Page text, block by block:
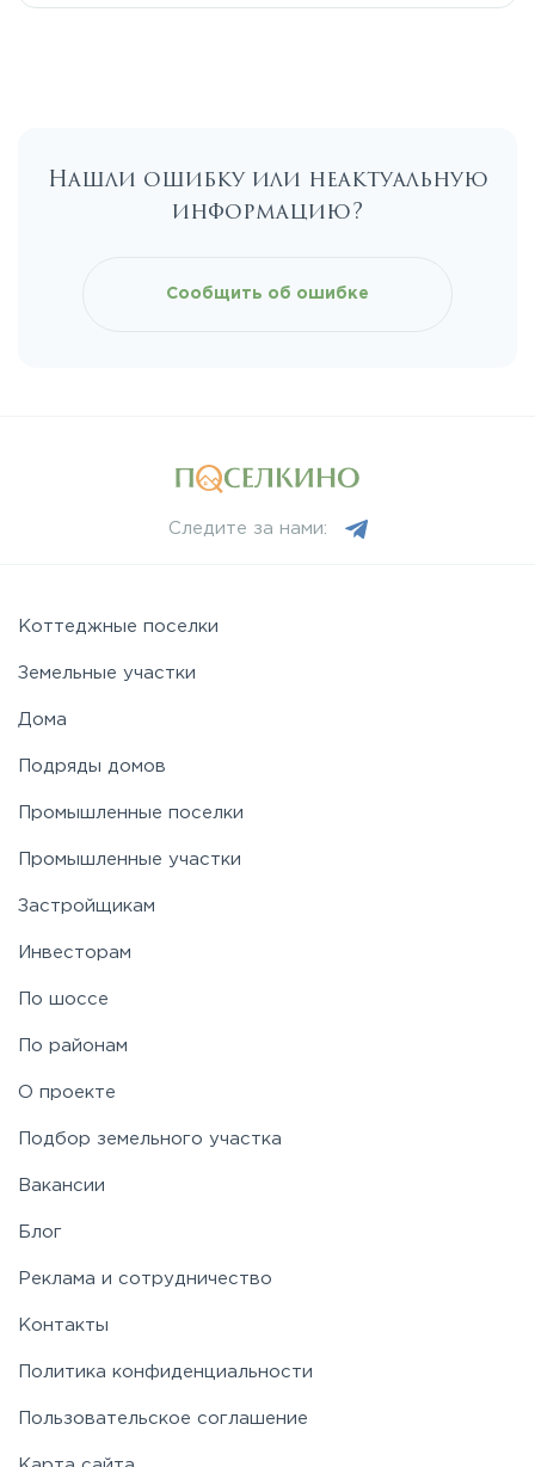
Каширское
Новорижское
Носовихинское
Рогачёвское
Таракановское
Щелковское
Нашли ошибку или неактуальную
информацию?
Сообщить об ошибке
Следите за нами:
Коттеджные поселки
Земельные участки
Дома
Подряды домов
Промышленные поселки
Промышленные участки
Застройщикам
Инвесторам
По шоссе
По районам
О проекте
Подбор земельного участка
Вакансии
Блог
Реклама и сотрудничество
Контакты
Политика конфиденциальности
Пользовательское соглашение